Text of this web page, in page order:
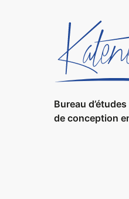
Bureau d’études
de conception